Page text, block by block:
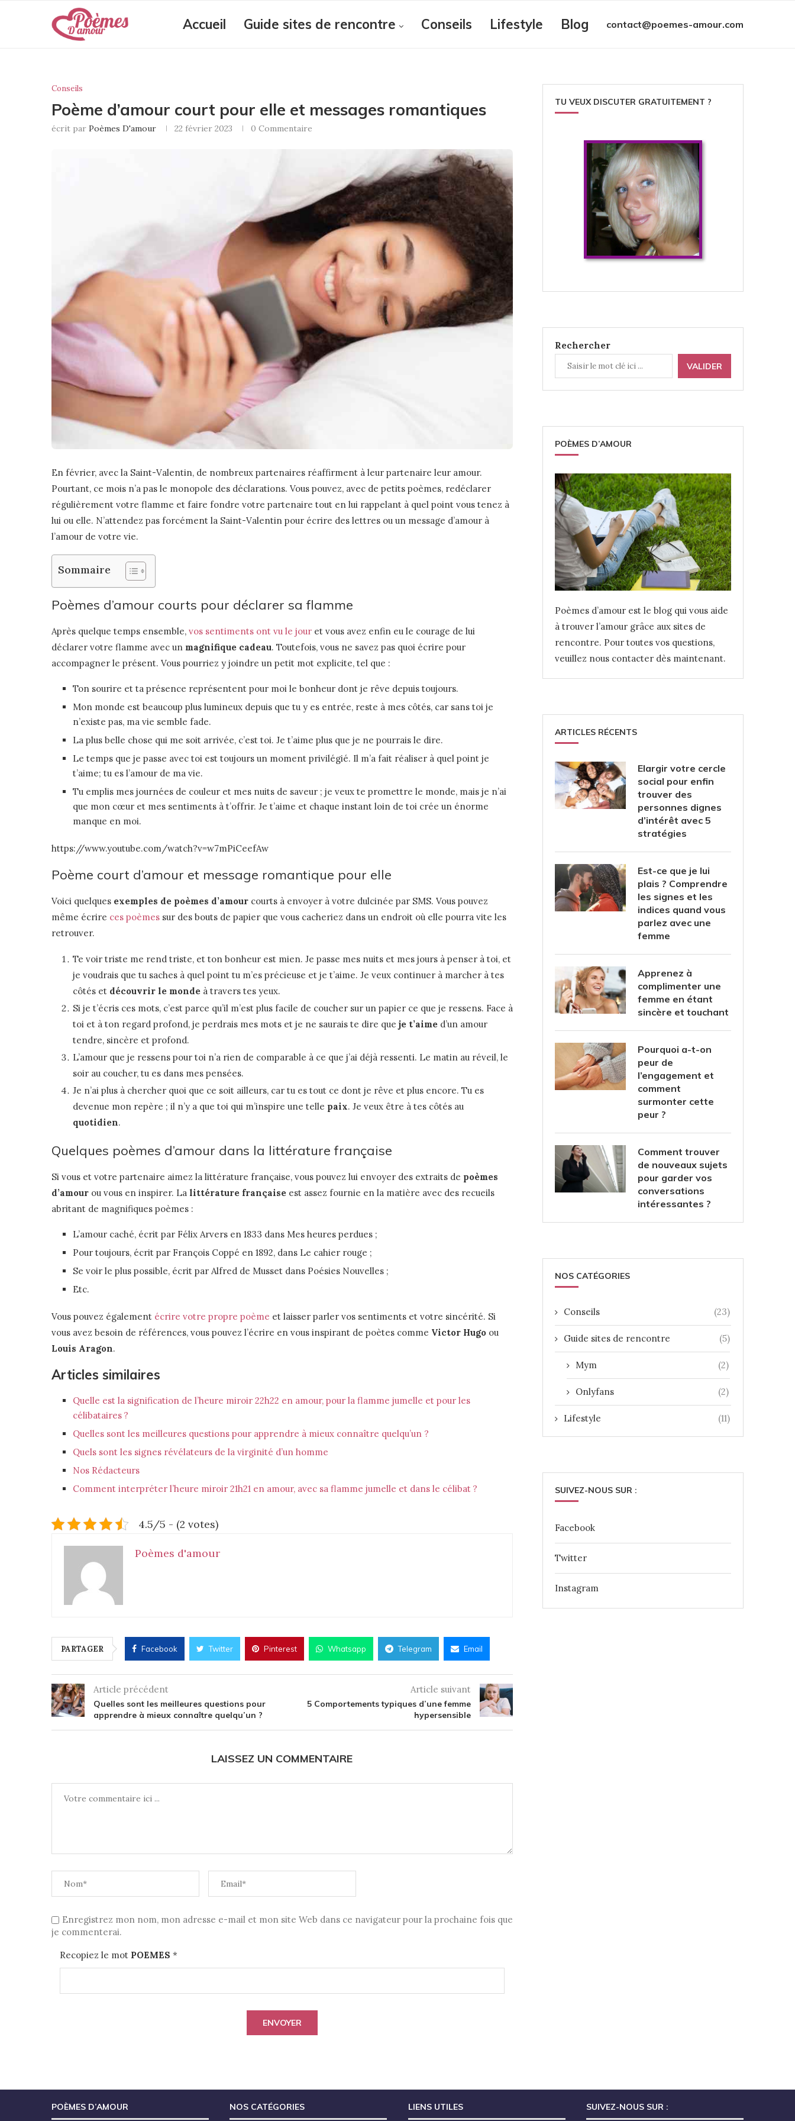
Accueil Guide sites de rencontre Conseils Lifestyle Blog contact@poemes-amour.com
Conseils
Poème d’amour court pour elle et messages romantiques
écrit par Poèmes D'amour 22 février 2023 0 Commentaire
En février, avec la Saint-Valentin, de nombreux partenaires réaffirment à leur partenaire leur amour.
Pourtant, ce mois n’a pas le monopole des déclarations. Vous pouvez, avec de petits poèmes, redéclarer
régulièrement votre flamme et faire fondre votre partenaire tout en lui rappelant à quel point vous tenez à
lui ou elle. N’attendez pas forcément la Saint-Valentin pour écrire des lettres ou un message d’amour à
l’amour de votre vie.
Sommaire
Poèmes d’amour courts pour déclarer sa flamme
Après quelque temps ensemble, vos sentiments ont vu le jour et vous avez enfin eu le courage de lui
déclarer votre flamme avec un magnifique cadeau. Toutefois, vous ne savez pas quoi écrire pour
accompagner le présent. Vous pourriez y joindre un petit mot explicite, tel que :
Ton sourire et ta présence représentent pour moi le bonheur dont je rêve depuis toujours.
Mon monde est beaucoup plus lumineux depuis que tu y es entrée, reste à mes côtés, car sans toi je
n’existe pas, ma vie semble fade.
La plus belle chose qui me soit arrivée, c’est toi. Je t’aime plus que je ne pourrais le dire.
Le temps que je passe avec toi est toujours un moment privilégié. Il m’a fait réaliser à quel point je
t’aime; tu es l’amour de ma vie.
Tu emplis mes journées de couleur et mes nuits de saveur ; je veux te promettre le monde, mais je n’ai
que mon cœur et mes sentiments à t’offrir. Je t’aime et chaque instant loin de toi crée un énorme
manque en moi.
https://www.youtube.com/watch?v=w7mPiCeefAw
Poème court d’amour et message romantique pour elle
Voici quelques exemples de poèmes d’amour courts à envoyer à votre dulcinée par SMS. Vous pouvez
même écrire ces poèmes sur des bouts de papier que vous cacheriez dans un endroit où elle pourra vite les
retrouver.
Te voir triste me rend triste, et ton bonheur est mien. Je passe mes nuits et mes jours à penser à toi, et
je voudrais que tu saches à quel point tu m’es précieuse et je t’aime. Je veux continuer à marcher à tes
côtés et découvrir le monde à travers tes yeux.
Si je t’écris ces mots, c’est parce qu’il m’est plus facile de coucher sur un papier ce que je ressens. Face à
toi et à ton regard profond, je perdrais mes mots et je ne saurais te dire que je t’aime d’un amour
tendre, sincère et profond.
L’amour que je ressens pour toi n’a rien de comparable à ce que j’ai déjà ressenti. Le matin au réveil, le
soir au coucher, tu es dans mes pensées.
Je n’ai plus à chercher quoi que ce soit ailleurs, car tu es tout ce dont je rêve et plus encore. Tu es
devenue mon repère ; il n’y a que toi qui m’inspire une telle paix. Je veux être à tes côtés au
quotidien.
Quelques poèmes d’amour dans la littérature française
Si vous et votre partenaire aimez la littérature française, vous pouvez lui envoyer des extraits de poèmes
d’amour ou vous en inspirer. La littérature française est assez fournie en la matière avec des recueils
abritant de magnifiques poèmes :
L’amour caché, écrit par Félix Arvers en 1833 dans Mes heures perdues ;
Pour toujours, écrit par François Coppé en 1892, dans Le cahier rouge ;
Se voir le plus possible, écrit par Alfred de Musset dans Poésies Nouvelles ;
Etc.
Vous pouvez également écrire votre propre poème et laisser parler vos sentiments et votre sincérité. Si
vous avez besoin de références, vous pouvez l’écrire en vous inspirant de poètes comme Victor Hugo ou
Louis Aragon.
Articles similaires
Quelle est la signification de l’heure miroir 22h22 en amour, pour la flamme jumelle et pour les
célibataires ?
Quelles sont les meilleures questions pour apprendre à mieux connaître quelqu’un ?
Quels sont les signes révélateurs de la virginité d’un homme
Nos Rédacteurs
Comment interpréter l’heure miroir 21h21 en amour, avec sa flamme jumelle et dans le célibat ?
4.5/5 - (2 votes)
Poèmes d'amour
PARTAGER Facebook Twitter Pinterest Whatsapp Telegram Email
Article précédent
Quelles sont les meilleures questions pour
apprendre à mieux connaître quelqu’un ?
Article suivant
5 Comportements typiques d’une femme
hypersensible
LAISSEZ UN COMMENTAIRE
Enregistrez mon nom, mon adresse e-mail et mon site Web dans ce navigateur pour la prochaine fois que
je commenterai.
Recopiez le mot POEMES *
TU VEUX DISCUTER GRATUITEMENT ?
Rechercher
VALIDER
POÈMES D’AMOUR
Poèmes d’amour est le blog qui vous aide
à trouver l’amour grâce aux sites de
rencontre. Pour toutes vos questions,
veuillez nous contacter dès maintenant.
ARTICLES RÉCENTS
Elargir votre cercle
social pour enfin
trouver des
personnes dignes
d’intérêt avec 5
stratégies
Est-ce que je lui
plais ? Comprendre
les signes et les
indices quand vous
parlez avec une
femme
Apprenez à
complimenter une
femme en étant
sincère et touchant
Pourquoi a-t-on
peur de
l’engagement et
comment
surmonter cette
peur ?
Comment trouver
de nouveaux sujets
pour garder vos
conversations
intéressantes ?
NOS CATÉGORIES
Conseils (23)
Guide sites de rencontre (5)
Mym (2)
Onlyfans (2)
Lifestyle (11)
SUIVEZ-NOUS SUR :
Facebook
Twitter
Instagram
POÈMES D’AMOUR NOS CATÉGORIES LIENS UTILES SUIVEZ-NOUS SUR :